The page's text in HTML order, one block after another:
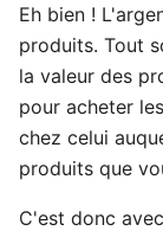
Eh bien !
produits. Tout
la valeur des
pour acheter
chez celui
produits que
C'est donc